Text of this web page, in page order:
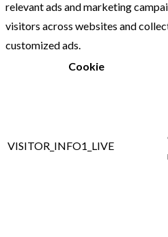
relevant ads and marketing
visitors across websites and
customized ads.
Cookie
VISITOR_INFO1_LIVE